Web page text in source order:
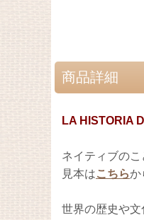
商品詳細
LA HISTORIA
ネイティブのこ
見本はこちらか
世界の歴史や文